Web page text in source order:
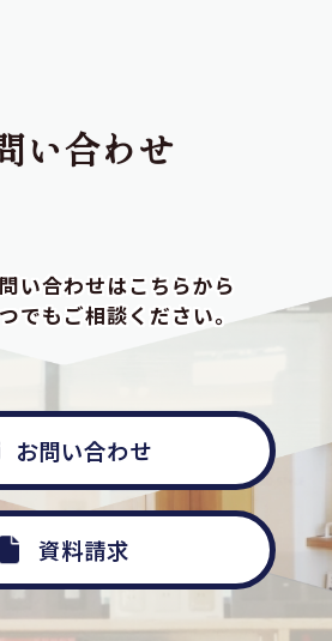
い合わせ
い合わせはこちらから
でもご相談ください。
お問い合わせ
資料請求